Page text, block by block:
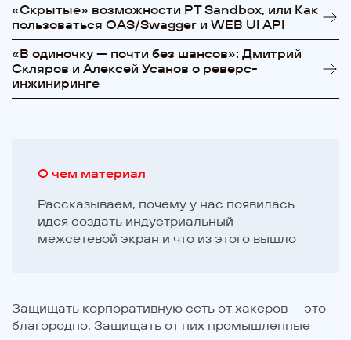
О чем материал
Рассказываем, почему у нас появилась
идея создать индустриальный
межсетевой экран и что из этого вышло
Защищать корпоративную сеть от хакеров — это
благородно. Защищать от них промышленные
«Cкрытые» возможности PT Sandbox, или Как
пользоваться OAS/Swagger и WEB UI API
«В одиночку — почти без шансов»: Дмитрий
Скляров и Алексей Усанов о реверс-
инжиниринге